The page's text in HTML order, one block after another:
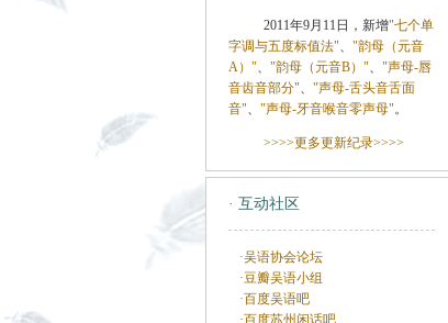
2011年9月11日，新增"七个单
字调与五度标值法"、 "韵母（元音
A）"、 "韵母（元音B）"、 "声母-唇
音齿音部分"、 "声母-舌头音舌面
音"、 "声母-牙音喉音零声母"。
>>>>更多更新纪录>>>>
· 互动社区
·吴语协会论坛
·豆瓣吴语小组
·百度吴语吧
·百度苏州闲话吧